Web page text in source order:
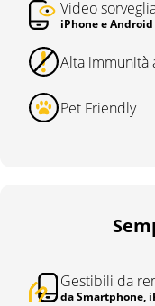
Video
iPhone e Android
Alta immunità
Pet Friendly
Gestibili da
da Smartphone,